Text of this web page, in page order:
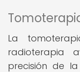
La
radioterapia
precisión de